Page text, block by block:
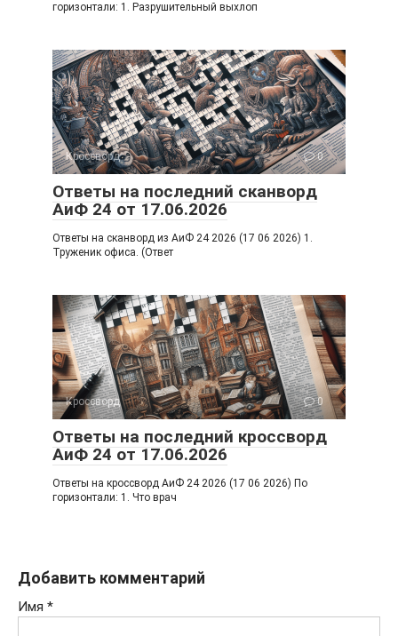
горизонтали: 1. Разрушительный выхлоп
Кроссворд 0
Ответы на последний сканворд
АиФ 24 от 17.06.2026
Ответы на сканворд из АиФ 24 2026 (17 06 2026) 1.
Труженик офиса. (Ответ
Кроссворд 0
Ответы на последний кроссворд
АиФ 24 от 17.06.2026
Ответы на кроссворд АиФ 24 2026 (17 06 2026) По
горизонтали: 1. Что врач
Добавить комментарий
Имя *